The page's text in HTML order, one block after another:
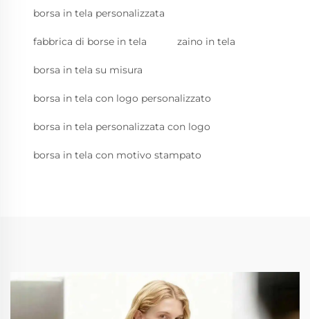
borsa in tela personalizzata
fabbrica di borse in tela zaino in tela
borsa in tela su misura
borsa in tela con logo personalizzato
borsa in tela personalizzata con logo
borsa in tela con motivo stampato